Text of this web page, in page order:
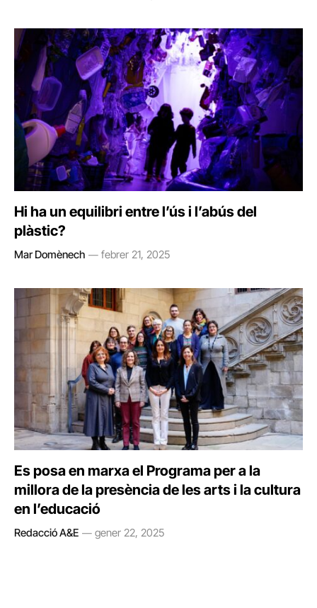
Hi ha un equilibri entre l’ús i l’abús del
plàstic?
Mar Domènech febrer 21, 2025
Es posa en marxa el Programa per a la
millora de la presència de les arts i la cultura
en l’educació
Redacció A&E gener 22, 2025